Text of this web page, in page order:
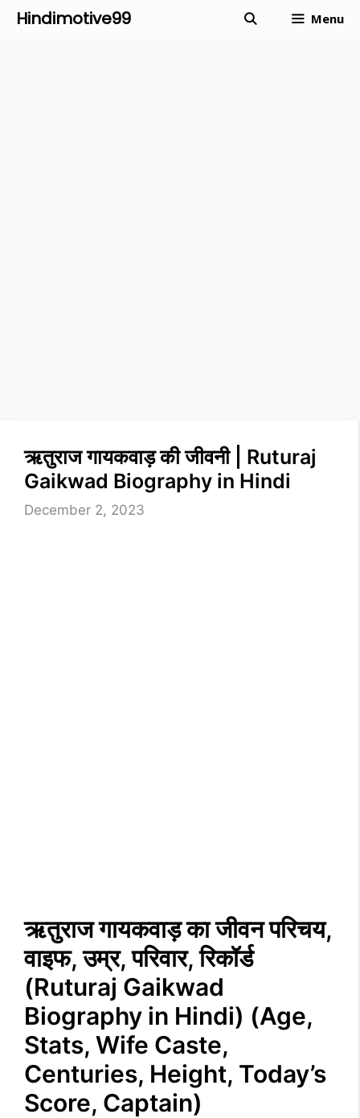
SkipHindimotive99 Menu
ऋतुराज गायकवाड़ की जीवनी | Ruturaj
Gaikwad Biography in Hindi
December 2, 2023
ऋतुराज गायकवाड़ का जीवन परिचय,
वाइफ, उम्र, परिवार, रिकॉर्ड
(Ruturaj Gaikwad
Biography in Hindi) (Age,
Stats, Wife Caste,
Centuries, Height, Today’s
Score, Captain)